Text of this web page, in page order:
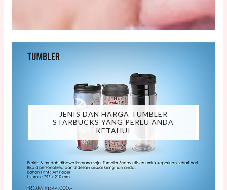
JENIS DAN HARGA TUMBLER
STARBUCKS YANG PERLU ANDA
KETAHUI